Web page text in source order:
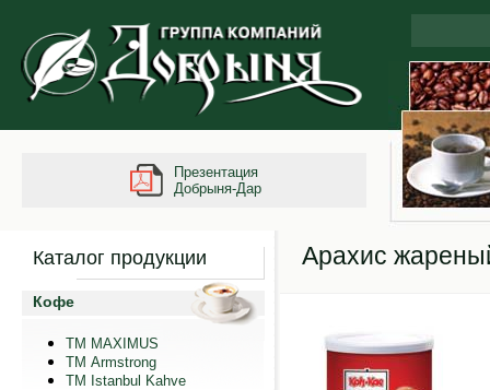
Презентация
Добрыня-Дар
Каталог продукции
Кофе
ТМ MAXIMUS
ТМ Armstrong
TM Istanbul Kahve
Арахис